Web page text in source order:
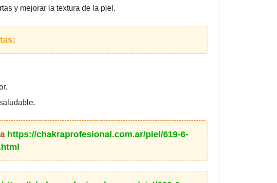
y mejorar la textura de la piel.
https://chakraprofesional.com.ar/piel/619-6-